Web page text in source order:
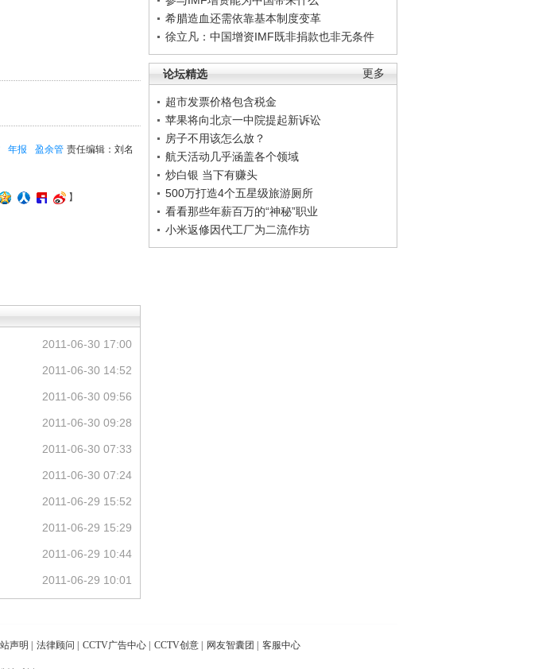
希腊造血还需依靠基本制度变革
徐立凡：中国增资IMF既非捐款也非无条件
更多
论坛精选
超市发票价格包含税金
苹果将向北京一中院提起新诉讼
房子不用该怎么放？
航天活动几乎涵盖各个领域
炒白银 当下有赚头
500万打造4个五星级旅游厕所
看看那些年薪百万的“神秘”职业
小米返修因代工厂为二流作坊
责任编辑：刘名
年报
盈余管
】
2011-06-30 17:00
2011-06-30 14:52
2011-06-30 09:56
2011-06-30 09:28
2011-06-30 07:33
2011-06-30 07:24
2011-06-29 15:52
2011-06-29 15:29
2011-06-29 10:44
2011-06-29 10:01
声明 法律顾问 CCTV广告中心 CCTV创意 网友智囊团 客服中心